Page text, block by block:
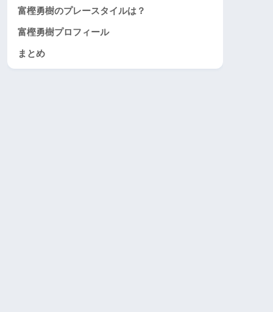
富樫勇樹のプレースタイルは？
富樫勇樹プロフィール
まとめ